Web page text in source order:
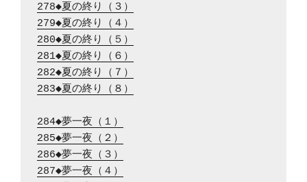
278◆夏の終り（３）
279◆夏の終り（４）
280◆夏の終り（５）
281◆夏の終り（６）
282◆夏の終り（７）
283◆夏の終り（８）
284◆夢一夜（１）
285◆夢一夜（２）
286◆夢一夜（３）
287◆夢一夜（４）